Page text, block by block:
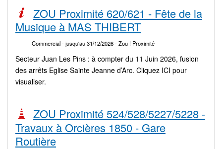
ZOU Proximité 620/621 - Fête de la
Musique à MAS THIBERT
Commercial- jusqu'au 31/12/2026- Zou ! Proximité
Secteur Juan Les Pins : à compter du 11 Juin 2026, fusion
des arrêts Eglise Sainte Jeanne d’Arc. Cliquez ICI pour
visualiser.
ZOU Proximité 524/528/5227/5228 -
Travaux à Orcières 1850 - Gare
Routière